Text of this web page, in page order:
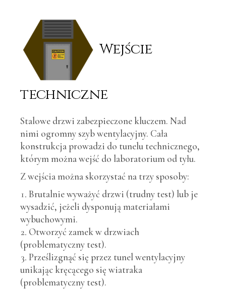
Wejście
techniczne
Stalowe drzwi zabezpieczone kluczem. Nad
nimi ogromny szyb wentylacyjny. Cała
konstrukcja prowadzi do tunelu technicznego,
którym można wejść do laboratorium od tyłu.
Z wejścia można skorzystać na trzy sposoby:
Brutalnie wyważyć drzwi (trudny test) lub je
wysadzić, jeżeli dysponują materiałami
wybuchowymi.
Otworzyć zamek w drzwiach
(problematyczny test).
Prześlizgnąć się przez tunel wentylacyjny
unikając kręcącego się wiatraka
(problematyczny test).